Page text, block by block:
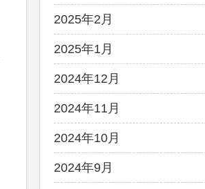
2025年2月
2025年1月
2024年12月
2024年11月
2024年10月
2024年9月